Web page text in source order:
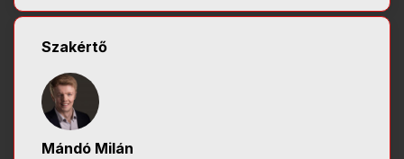
Szakértő
Mándó Milán